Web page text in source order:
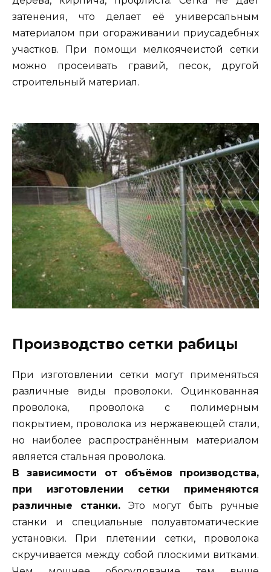
затенения, что делает её универсальным
материалом при огораживании приусадебных
участков. При помощи мелкоячеистой сетки
можно просеивать гравий, песок, другой
строительный материал.
Производство сетки рабицы
При изготовлении сетки могут применяться
различные виды проволоки. Оцинкованная
проволока, проволока с полимерным
покрытием, проволока из нержавеющей стали,
но наиболее распространённым материалом
является стальная проволока.
В зависимости от объёмов производства,
при изготовлении сетки применяются
различные станки. Это могут быть ручные
станки и специальные полуавтоматические
установки. При плетении сетки, проволока
скручивается между собой плоскими витками.